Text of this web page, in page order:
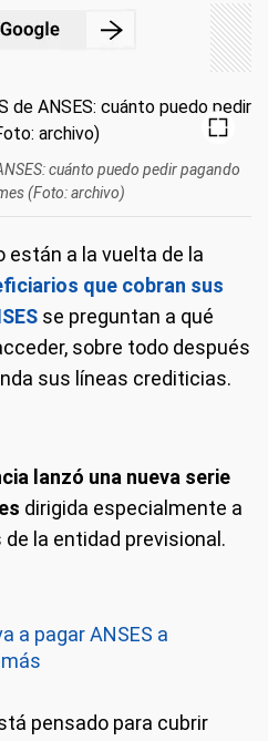
cuánto puedo pedir pagando
(Foto: archivo)
están a la vuelta de la
que cobran sus
se preguntan a qué
sobre todo después
sus líneas crediticias.
lanzó una nueva serie
dirigida especialmente a
la entidad previsional.
a pagar ANSES a
pensado para cubrir